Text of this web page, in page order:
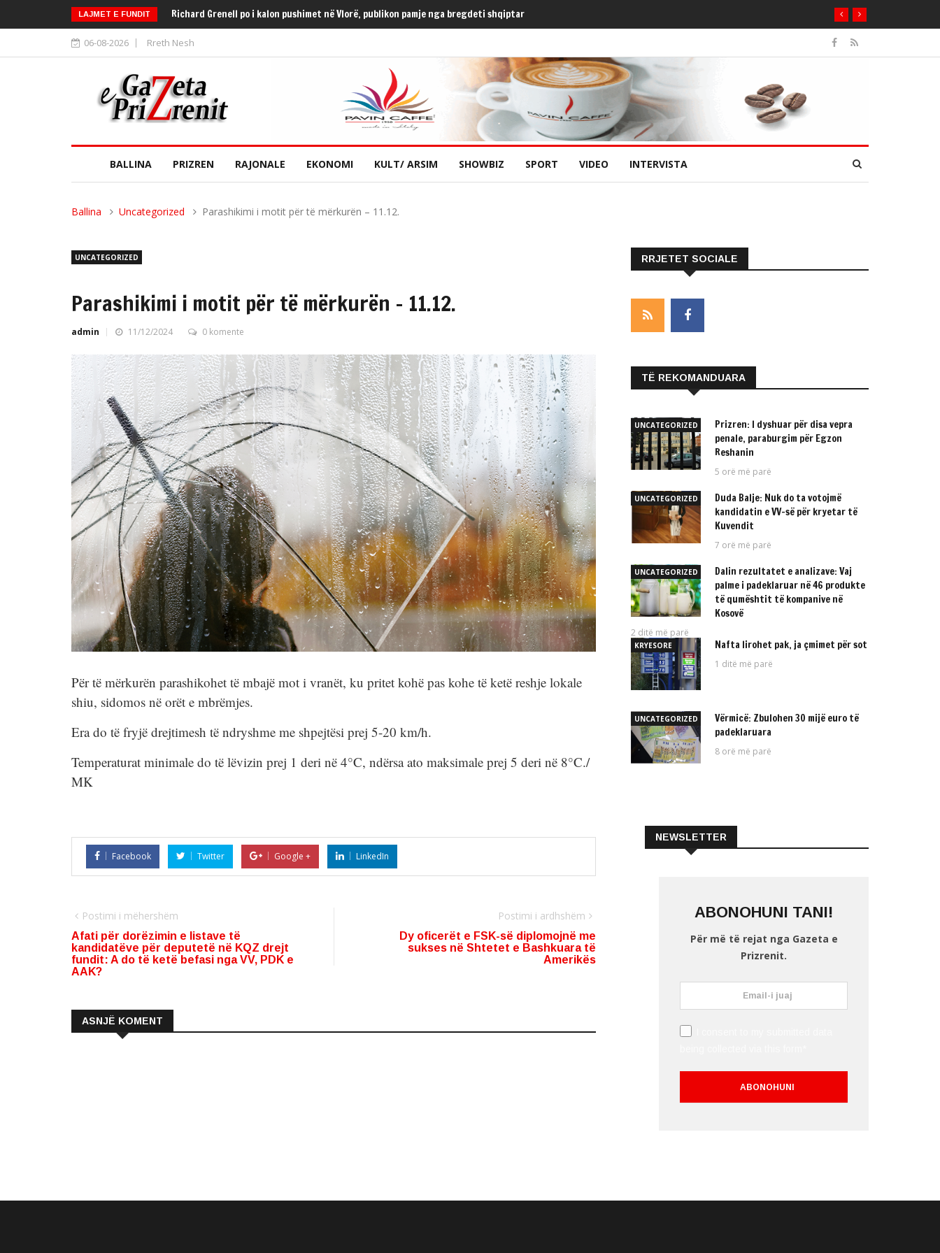
LAJMET E FUNDIT Richard Grenell po i kalon pushimet në Vlorë, publikon pamje nga bregdeti shqiptar
06-08-2026 Rreth Nesh
BALLINA PRIZREN RAJONALE EKONOMI KULT/ ARSIM SHOWBIZ SPORT VIDEO INTERVISTA
Ballina Uncategorized Parashikimi i motit për të mërkurën – 11.12.
UNCATEGORIZED
Parashikimi i motit për të mërkurën – 11.12.
admin 11/12/2024 0 komente
Për të mërkurën parashikohet të mbajë mot i vranët, ku pritet kohë pas kohe të ketë reshje lokale
shiu, sidomos në orët e mbrëmjes.
Era do të fryjë drejtimesh të ndryshme me shpejtësi prej 5-20 km/h.
Temperaturat minimale do të lëvizin prej 1 deri në 4°C, ndërsa ato maksimale prej 5 deri në 8°C./
MK
Facebook Twitter Google + LinkedIn
Postimi i mëhershëm
Afati për dorëzimin e listave të
kandidatëve për deputetë në KQZ drejt
fundit: A do të ketë befasi nga VV, PDK e
AAK?
Postimi i ardhshëm
Dy oficerët e FSK-së diplomojnë me
sukses në Shtetet e Bashkuara të
Amerikës
ASNJË KOMENT
RRJETET SOCIALE
TË REKOMANDUARA
UNCATEGORIZED
Prizren: I dyshuar për disa vepra
penale, paraburgim për Egzon
Reshanin
5 orë më parë
UNCATEGORIZED
Duda Balje: Nuk do ta votojmë
kandidatin e VV-së për kryetar të
Kuvendit
7 orë më parë
UNCATEGORIZED
Dalin rezultatet e analizave: Vaj
palme i padeklaruar në 46 produkte
të qumështit të kompanive në
Kosovë
2 ditë më parë
KRYESORE Nafta lirohet pak, ja çmimet për sot
1 ditë më parë
UNCATEGORIZED
Vërmicë: Zbulohen 30 mijë euro të
padeklaruara
8 orë më parë
NEWSLETTER
ABONOHUNI TANI!
Për më të rejat nga Gazeta e
Prizrenit.